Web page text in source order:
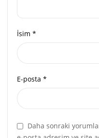
İsim *
E-posta *
Daha sonraki